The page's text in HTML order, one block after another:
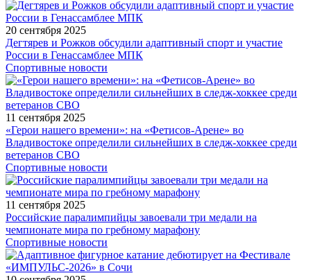
20 сентября 2025
Дегтярев и Рожков обсудили адаптивный спорт и участие
России в Генассамблее МПК
Спортивные новости
11 сентября 2025
«Герои нашего времени»: на «Фетисов-Арене» во
Владивостоке определили сильнейших в следж-хоккее среди
ветеранов СВО
Спортивные новости
11 сентября 2025
Российские паралимпийцы завоевали три медали на
чемпионате мира по гребному марафону
Спортивные новости